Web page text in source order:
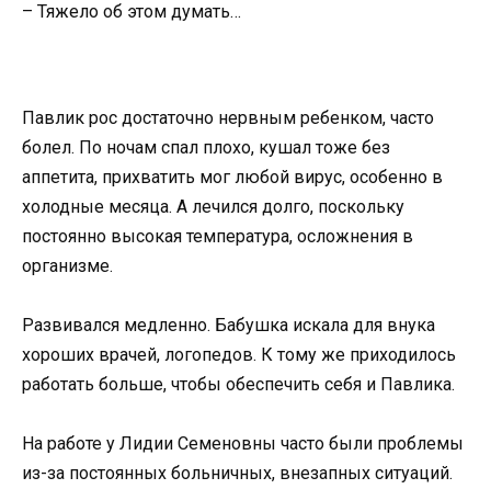
– Тяжело об этом думать…
Павлик рос достаточно нервным ребенком, часто
болел. По ночам спал плохо, кушал тоже без
аппетита, прихватить мог любой вирус, особенно в
холодные месяца. А лечился долго, поскольку
постоянно высокая температура, осложнения в
организме.
Развивался медленно. Бабушка искала для внука
хороших врачей, логопедов. К тому же приходилось
работать больше, чтобы обеспечить себя и Павлика.
На работе у Лидии Семеновны часто были проблемы
из-за постоянных больничных, внезапных ситуаций.